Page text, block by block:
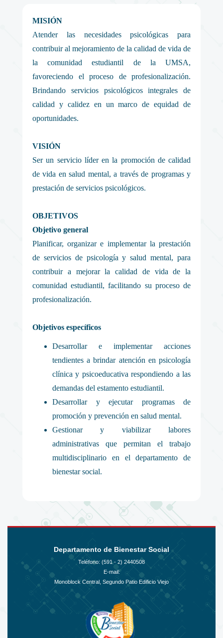
MISIÓN
Atender las necesidades psicológicas para
contribuir al mejoramiento de la calidad de vida de
la comunidad estudiantil de la UMSA,
favoreciendo el proceso de profesionalización.
Brindando servicios psicológicos integrales de
calidad y calidez en un marco de equidad de
oportunidades.
VISIÓN
Ser un servicio líder en la promoción de calidad
de vida en salud mental, a través de programas y
prestación de servicios psicológicos.
OBJETIVOS
Objetivo general
Planificar, organizar e implementar la prestación
de servicios de psicología y salud mental, para
contribuir a mejorar la calidad de vida de la
comunidad estudiantil, facilitando su proceso de
profesionalización.
Objetivos específicos
Desarrollar e implementar acciones
tendientes a brindar atención en psicología
clínica y psicoeducativa respondiendo a las
demandas del estamento estudiantil.
Desarrollar y ejecutar programas de
promoción y prevención en salud mental.
Gestionar y viabilizar labores
administrativas que permitan el trabajo
multidisciplinario en el departamento de
bienestar social.
Departamento de Bienestar Social
Teléfono: (591 - 2) 2440508
E-mail:
Monoblock Central, Segundo Patio Edificio Viejo